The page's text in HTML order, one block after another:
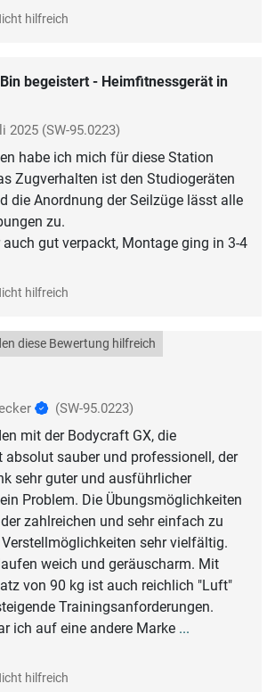
hilfreich
Bin begeistert - Heimfitnessgerät in
2025 (SW-95.0223)
habe ich mich für diese Station
Zugverhalten ist den Studiogeräten
die Anordnung der Seilzüge lässt alle
zu.
gut verpackt, Montage ging in 3-4
hilfreich
diese Bewertung hilfreich
(SW-95.0223)
mit der Bodycraft GX, die
absolut sauber und professionell, der
sehr guter und ausführlicher
Problem. Die Übungsmöglichkeiten
zahlreichen und sehr einfach zu
sehr vielfältig.
weich und geräuscharm. Mit
von 90 kg ist auch reichlich "Luft"
Trainingsanforderungen.
ich auf eine andere Marke ...
hilfreich